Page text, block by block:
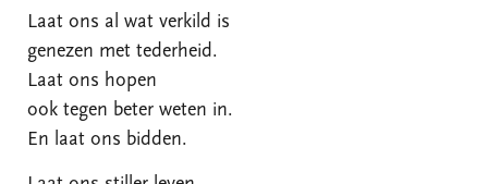
Laat ons al wat verkild is
genezen met tederheid.
Laat ons hopen
ook tegen beter weten in.
En laat ons bidden.